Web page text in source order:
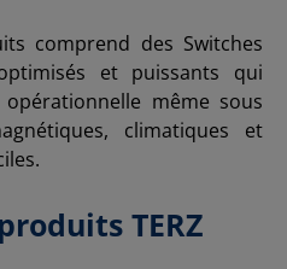
comprend des Switches
et puissants qui
même sous
climatiques et
TERZ